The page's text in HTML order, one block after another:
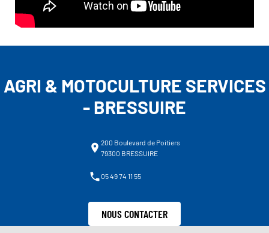
AGRI & MOTOCULTURE SERVICES
- BRESSUIRE
200 Boulevard de Poitiers
79300 BRESSUIRE
05 49 74 11 55
NOUS CONTACTER